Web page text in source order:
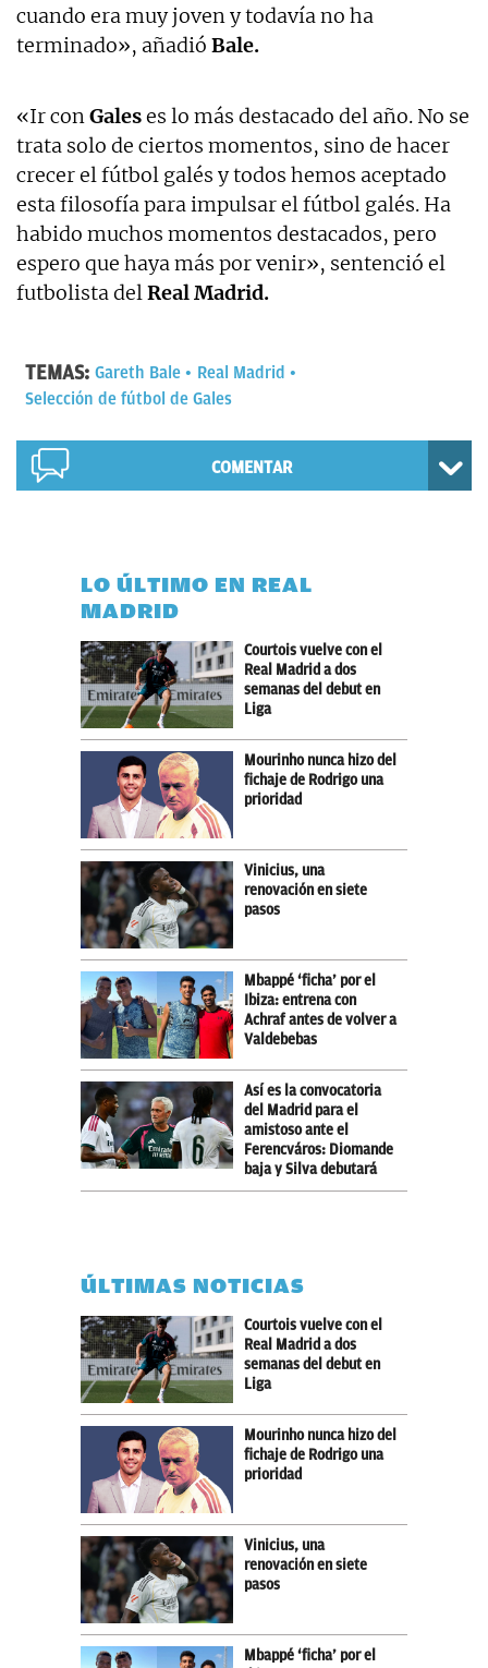
cuando era muy joven y todavía no ha
terminado», añadió Bale.
«Ir conGaleses lo más destacado del año. No se
trata solo de ciertos momentos, sino de hacer
crecer el fútbol galés y todos hemos aceptado
esta filosofía para impulsar el fútbol galés. Ha
habido muchos momentos destacados, pero
espero que haya más por venir», sentenció el
futbolista delReal Madrid.
TEMAS: Gareth Bale
Real Madrid
Selección de fútbol de Gales
COMENTAR
LO ÚLTIMO EN REAL
MADRID
Courtois vuelve con el
Real Madrid a dos
semanas del debut en
Liga
Mourinho nunca hizo del
fichaje de Rodrigo una
prioridad
Vinicius, una
renovación en siete
pasos
Mbappé ‘ficha’ por el
Ibiza: entrena con
Achraf antes de volver a
Valdebebas
Así es la convocatoria
del Madrid para el
amistoso ante el
Ferencváros: Diomande
baja y Silva debutará
ÚLTIMAS NOTICIAS
Courtois vuelve con el
Real Madrid a dos
semanas del debut en
Liga
Mourinho nunca hizo del
fichaje de Rodrigo una
prioridad
Vinicius, una
renovación en siete
pasos
Mbappé ‘ficha’ por el